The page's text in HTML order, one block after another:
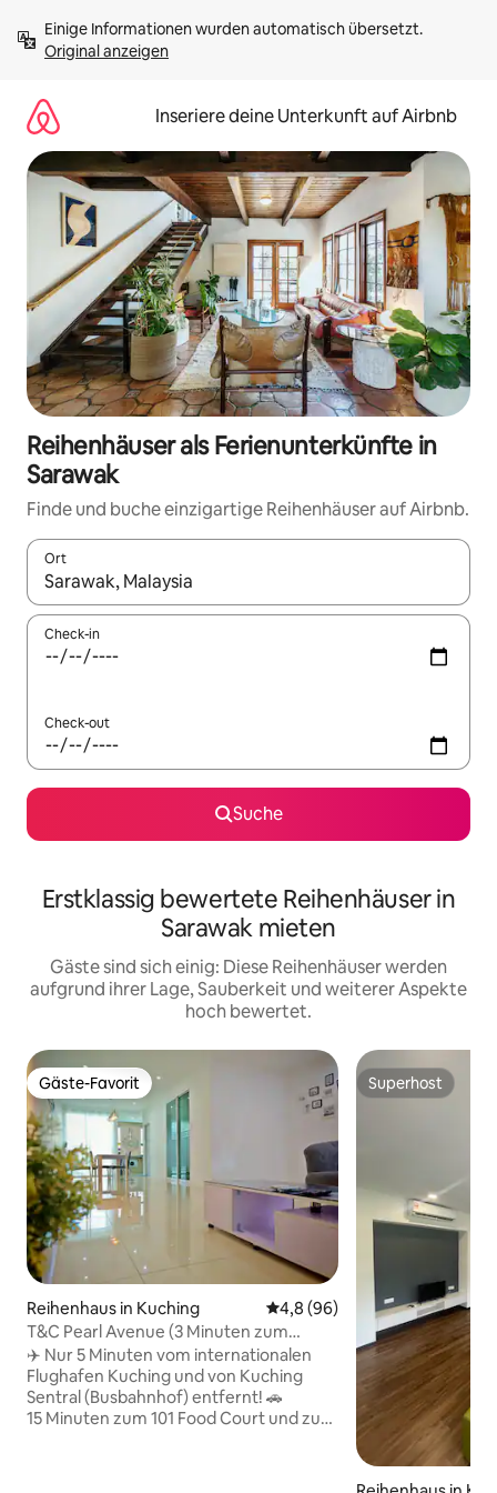
Inhalten
springenOriginal anzeigen
Inseriere deine Unterkunft auf Airbnb
Reihenhäuser als Ferienunterkünfte in
Sarawak
Finde und buche einzigartige Reihenhäuser auf Airbnb.
Ort
Wenn Ergebnisse verfügbar sind, navigiere mit den
Check-in
Check-out
Suche
Erstklassig bewertete Reihenhäuser in
Sarawak mieten
Gäste sind sich einig: Diese Reihenhäuser werden
aufgrund ihrer Lage, Sauberkeit und weiterer Aspekte
hoch bewertet.
Gäste-Favorit
Gäste-Favorit
Reihenhaus in Kuching Durchschnittliche
4,8 (96)
T&C Pearl Avenue (3 Minuten zum
Flughafen Kuching) #15Pax
✈️ Nur 5 Minuten vom internationalen
Flughafen Kuching und von Kuching
Sentral (Busbahnhof) entfernt! 🚗
15 Minuten zum 101 Food Court und zu
Superhost
Superhost